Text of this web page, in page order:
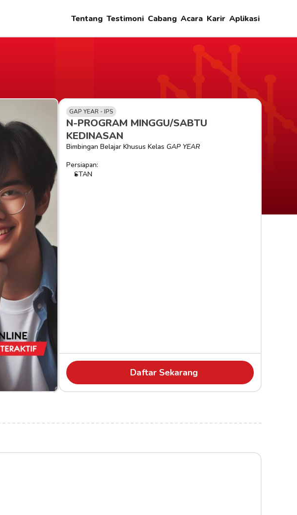
Tentang Testimoni Cabang Acara Karir Aplikasi
GAP YEAR - IPS
N-PROGRAM MINGGU/SABTU
KEDINASAN
Bimbingan Belajar Khusus Kelas GAP YEAR
Persiapan:
STAN
Daftar Sekarang